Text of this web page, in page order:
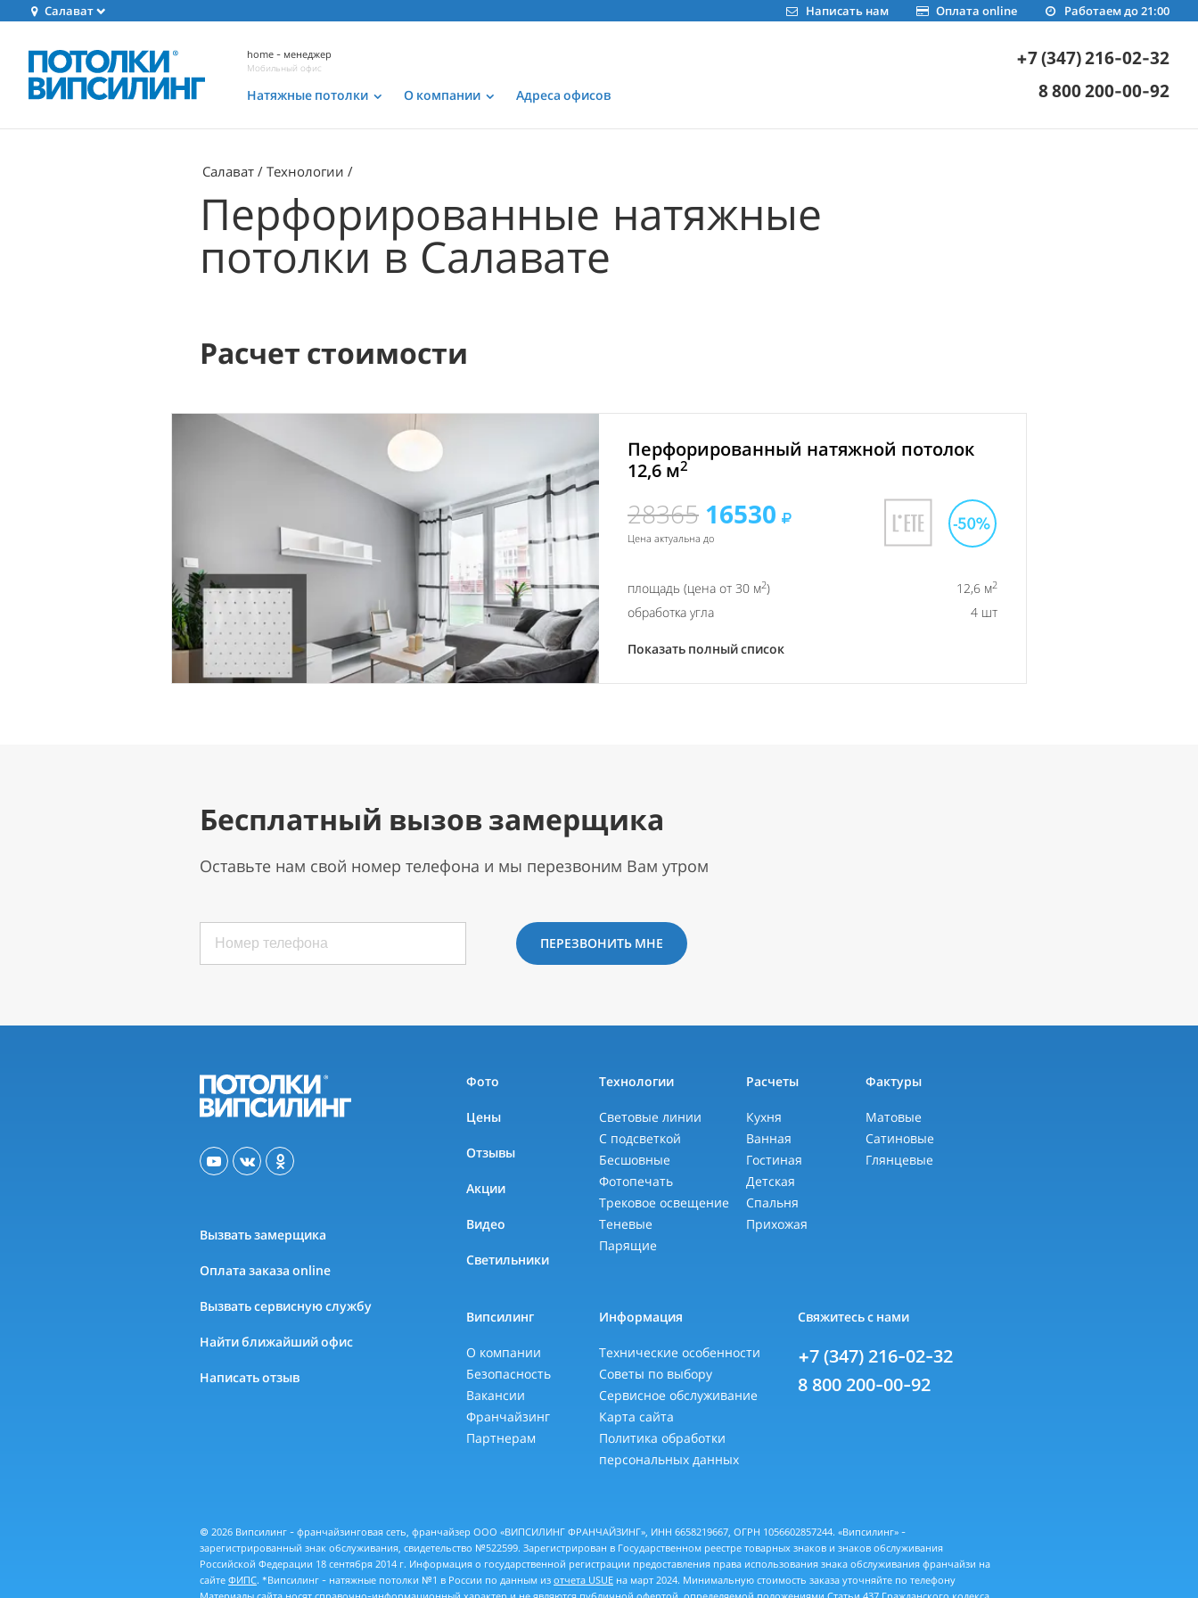
Салават Работаем до 21:00
Оплата online
Написать нам
home - менеджер
Мобильный офис
Натяжные потолки О компании Адреса офисов
+7 (347) 216-02-32
8 800 200-00-92
Салават Технологии
Перфорированные натяжные
потолки в Салавате
Расчет стоимости
Перфорированный натяжной потолок
12,6 м2
28365 16530
Цена актуальна до
площадь (цена от 30 м2) 12,6 м2
обработка угла 4 шт
Показать полный список
Бесплатный вызов замерщика
Оставьте нам свой номер телефона и мы перезвоним Вам утром
ПЕРЕЗВОНИТЬ МНЕ
Вызвать замерщика
Оплата заказа online
Вызвать сервисную службу
Найти ближайший офис
Написать отзыв
Фото
Цены
Отзывы
Акции
Видео
Светильники
Технологии
Световые линии
С подсветкой
Бесшовные
Фотопечать
Трековое освещение
Теневые
Парящие
Расчеты
Кухня
Ванная
Гостиная
Детская
Спальня
Прихожая
Фактуры
Матовые
Сатиновые
Глянцевые
Випсилинг
О компании
Безопасность
Вакансии
Франчайзинг
Партнерам
Информация
Технические особенности
Советы по выбору
Сервисное обслуживание
Карта сайта
Политика обработки
персональных данных
Свяжитесь с нами
+7 (347) 216-02-32
8 800 200-00-92
© 2026 Випсилинг - франчайзинговая сеть, франчайзер ООО «ВИПСИЛИНГ ФРАНЧАЙЗИНГ», ИНН 6658219667, ОГРН 1056602857244. «Випсилинг» -
зарегистрированный знак обслуживания, свидетельство №522599. Зарегистрирован в Государственном реестре товарных знаков и знаков обслуживания
Российской Федерации 18 сентября 2014 г. Информация о государственной регистрации предоставления права использования знака обслуживания франчайзи на
сайте ФИПС. *Випсилинг - натяжные потолки №1 в России по данным из отчета USUE на март 2024. Минимальную стоимость заказа уточняйте по телефону